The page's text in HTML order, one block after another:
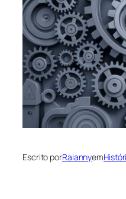
Escrito porRaiannyem